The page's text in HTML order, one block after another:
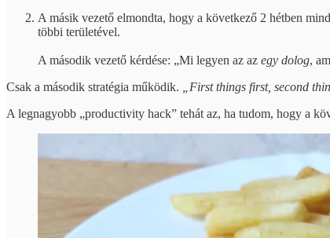
A másik vezető elmondta, hogy a következő 2 hétben
többi területével.
A második vezető kérdése: „Mi legyen az az egy dolog,
Csak a második stratégia működik.
„First things first, second
A legnagyobb „productivity hack” tehát az, ha tudom, hogy a